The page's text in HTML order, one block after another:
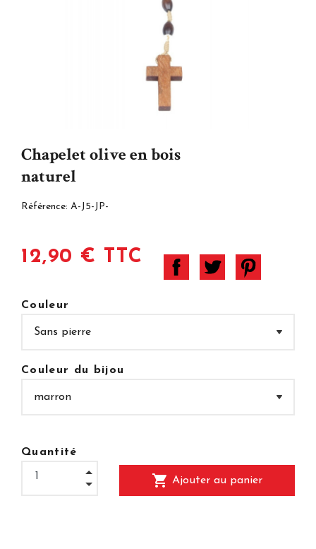
Chapelet olive en bois
naturel
Référence: A-J5-JP-
12,90 € TTC
Couleur
Couleur du bijou
Quantité
shopping_cart Ajouter au panier